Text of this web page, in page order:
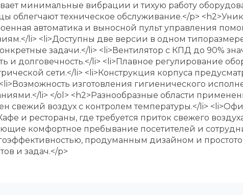
минимальные вибрации и тихую работу
облегчают техническое обслуживание.</p>
автоматика и выносной пульт управления
li> <li>Доступны две версии в одном
задачи.</li> <li>Вентилятор с КПД до 90%
и долговечность.</li> <li>Плавное регулирование
сети.</li> <li>Конструкция корпуса
изготовления гигиенического
li> </ol> <h2>Разнообразные области
свежий воздух с контролем температуры.</li>
и рестораны, где требуется приток свежего
комфортное пребывание посетителей и
продуманным дизайном и
и задач.</p>